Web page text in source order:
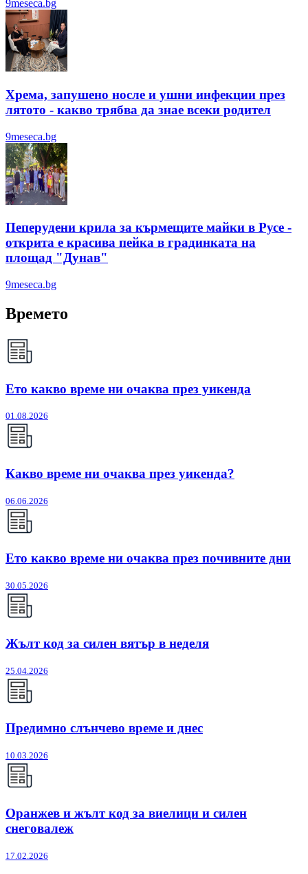
9meseca.bg
Хрема, запушено носле и ушни инфекции през
лятотo - какво трябва да знае всеки родител
9meseca.bg
Пеперудени крила за кърмещите майки в Русе -
открита е красива пейка в градинката на
площад "Дунав"
9meseca.bg
Времето
Ето какво време ни очаква през уикенда
01.08.2026
Какво време ни очаква през уикенда?
06.06.2026
Ето какво време ни очаква през почивните дни
30.05.2026
Жълт код за силен вятър в неделя
25.04.2026
Предимно слънчево време и днес
10.03.2026
Оранжев и жълт код за виелици и силен
снеговалеж
17.02.2026